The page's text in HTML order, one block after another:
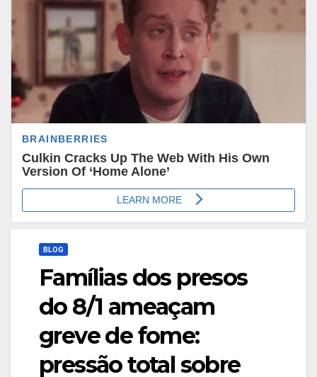
BLOG
Famílias dos presos
do 8/1 ameaçam
greve de fome:
pressão total sobre